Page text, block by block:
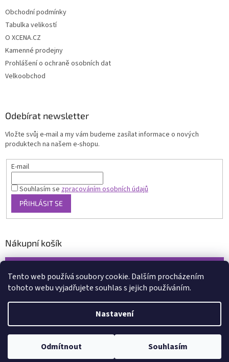
Tento web používá soubory cookie. Dalším procházením
tohoto webu vyjadřujete souhlas s jejich používáním.
Nastavení
Odmítnout Souhlasím
Obchodní podmínky
Tabulka velikostí
O XCENA.CZ
Kamenné prodejny
Prohlášení o ochraně osobních dat
Velkoobchod
Odebírat newsletter
Vložte svůj e-mail a my vám budeme zasílat informace o nových
produktech na našem e-shopu.
E-mail
Souhlasím sezpracováním osobních údajů
PŘIHLÁSIT SE
Nákupní košík
Vytvořil Shoptet
Copyright 2026www.xcena.cz. Všechna práva vyhrazena.Upravit